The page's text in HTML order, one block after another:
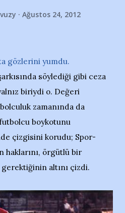
Ağustos 24, 2012
gözlerini yumdu.
söylediği gibi ceza
biriydi o. Değeri
zamanında da
boykotunu
çizgisini korudu; Spor-
haklarını, örgütlü bir
altını çizdi.